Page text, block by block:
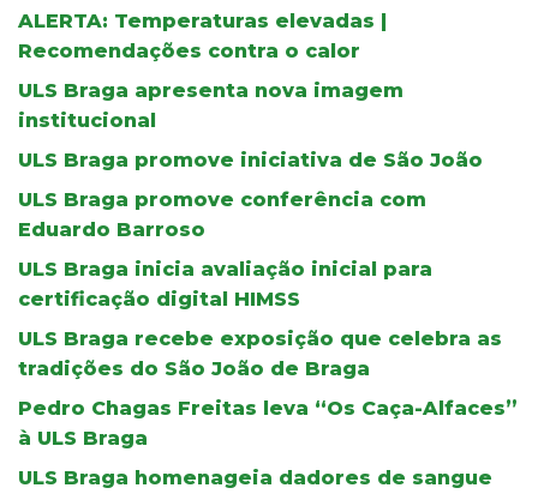
ALERTA: Temperaturas elevadas |
Recomendações contra o calor
ULS Braga apresenta nova imagem
institucional
ULS Braga promove iniciativa de São João
ULS Braga promove conferência com
Eduardo Barroso
ULS Braga inicia avaliação inicial para
certificação digital HIMSS
ULS Braga recebe exposição que celebra as
tradições do São João de Braga
Pedro Chagas Freitas leva “Os Caça-Alfaces”
à ULS Braga
ULS Braga homenageia dadores de sangue